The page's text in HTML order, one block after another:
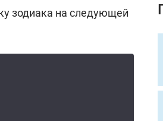
зодиака на следующей